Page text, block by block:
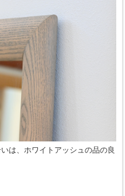
は、ホワイトアッシュの品の良